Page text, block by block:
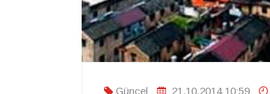
Güncel 21.10.2014 10:59